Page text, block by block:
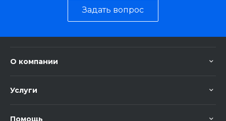
Задать вопрос
О компании
Услуги
Помощь